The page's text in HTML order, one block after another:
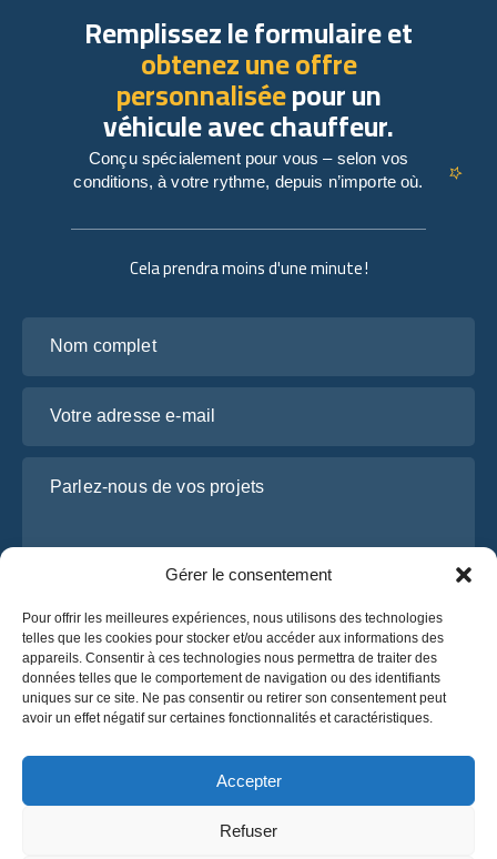
Gérer le consentement
Pour offrir les meilleures expériences, nous utilisons des technologies
telles que les cookies pour stocker et/ou accéder aux informations des
appareils. Consentir à ces technologies nous permettra de traiter des
données telles que le comportement de navigation ou des identifiants
uniques sur ce site. Ne pas consentir ou retirer son consentement peut
avoir un effet négatif sur certaines fonctionnalités et caractéristiques.
Accepter
Refuser
Cela prendra moins d'une minute !
J’ai lu et j’accepte lapolitique de confidentialité
d’OsaBus.
Obtenez un devis
Obtenez un devis
Remplissez le formulaire et
obtenez une offre
personnaliséepour un
véhicule avec chauffeur.
Conçu spécialement pour vous – selon vos
conditions, à votre rythme, depuis n’importe où.